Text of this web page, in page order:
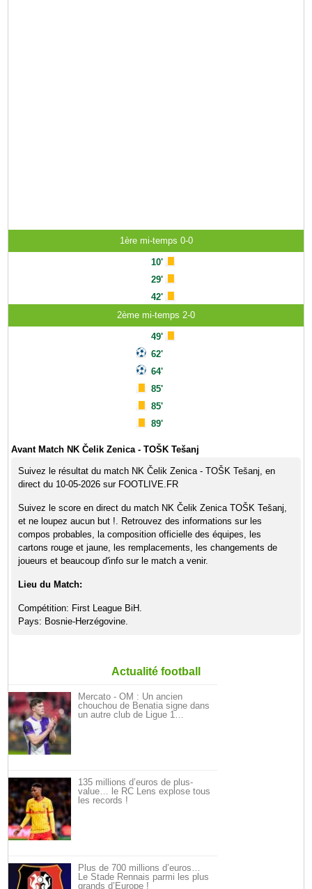
1ère mi-temps 0-0
10'
29'
42'
2ème mi-temps 2-0
49'
62'
64'
85'
85'
89'
Avant Match NK Čelik Zenica - TOŠK Tešanj
Suivez le résultat du match NK Čelik Zenica - TOŠK Tešanj, en
direct du 10-05-2026 sur FOOTLIVE.FR
Suivez le score en direct du match NK Čelik Zenica TOŠK Tešanj,
et ne loupez aucun but !. Retrouvez des informations sur les
compos probables, la composition officielle des équipes, les
cartons rouge et jaune, les remplacements, les changements de
joueurs et beaucoup d'info sur le match a venir.
Lieu du Match:
Compétition: First League BiH.
Pays: Bosnie-Herzégovine.
Actualité football
Mercato - OM : Un ancien
chouchou de Benatia signe dans
un autre club de Ligue 1…
135 millions d’euros de plus-
value… le RC Lens explose tous
les records !
Plus de 700 millions d’euros…
Le Stade Rennais parmi les plus
grands d’Europe !